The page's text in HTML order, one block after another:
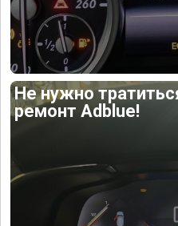
Не нужно
ремонт Adblue!